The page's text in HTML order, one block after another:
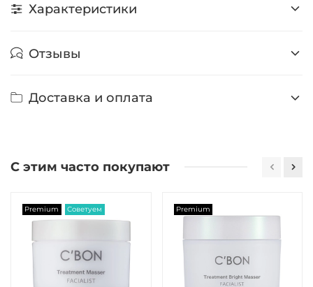
Характеристики
Отзывы
Доставка и оплата
С этим часто покупают
Premium Советуем Premium